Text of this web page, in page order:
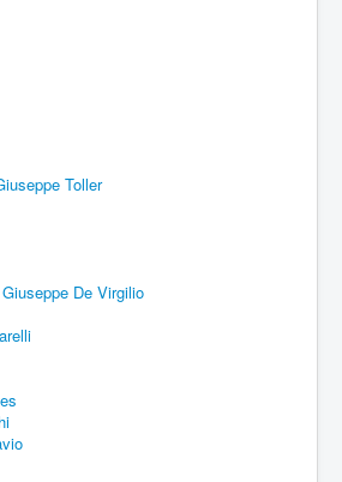
Toller
De Virgilio